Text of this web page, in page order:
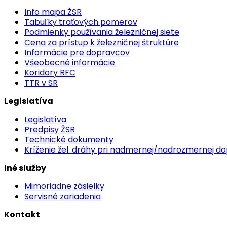
Info mapa ŽSR
Tabuľky traťových pomerov
Podmienky používania železničnej siete
Cena za prístup k železničnej štruktúre
Informácie pre dopravcov
Všeobecné informácie
Koridory RFC
TTR v SR
Legislatíva
Legislatíva
Predpisy ŽSR
Technické dokumenty
Kríženie žel. dráhy pri nadmernej/nadrozmernej
Iné služby
Mimoriadne zásielky
Servisné zariadenia
Kontakt